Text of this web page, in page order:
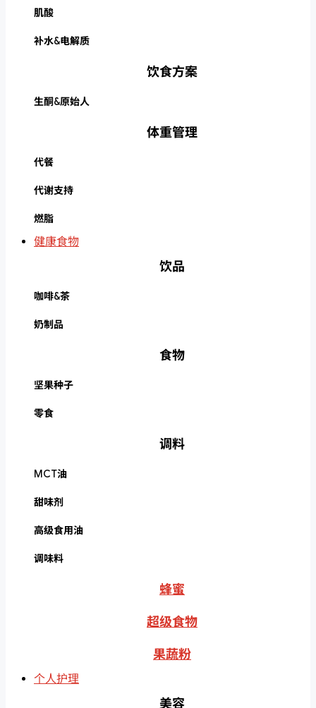
肌酸
补水&电解质
饮食方案
生酮&原始人
体重管理
代餐
代谢支持
燃脂
健康食物
饮品
咖啡&茶
奶制品
食物
坚果种子
零食
调料
MCT油
甜味剂
高级食用油
调味料
蜂蜜
超级食物
果蔬粉
个人护理
美容